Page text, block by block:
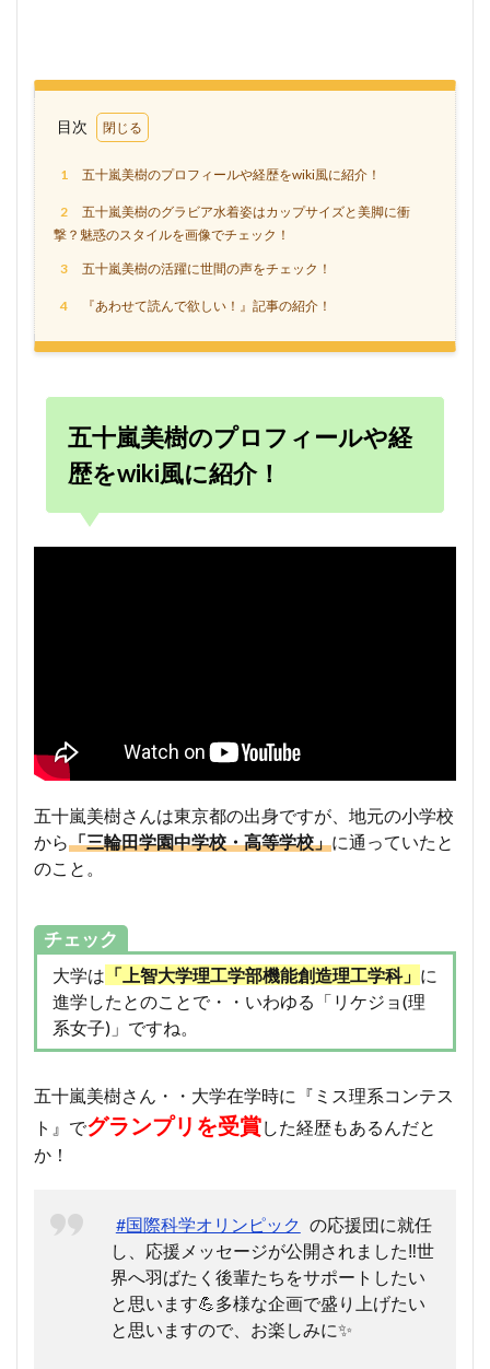
目次
1 五十嵐美樹のプロフィールや経歴をwiki風に紹介！
2
五十嵐美樹のグラビア水着姿はカップサイズと美脚に衝
撃？魅惑のスタイルを画像でチェック！
3 五十嵐美樹の活躍に世間の声をチェック！
4 『あわせて読んで欲しい！』記事の紹介！
五十嵐美樹のプロフィールや経
歴をwiki風に紹介！
五十嵐美樹さんは東京都の出身ですが、地元の小学校
から「三輪田学園中学校・高等学校」に通っていたと
のこと。
チェック
大学は 「上智大学理工学部機能創造理工学科」 に
進学したとのことで・・いわゆる「リケジョ(理
系女子)」ですね。
五十嵐美樹さん・・大学在学時に『ミス理系コンテス
ト』でグランプリを受賞した経歴もあるんだと
か！
#国際科学オリンピック の応援団に就任
し、応援メッセージが公開されました‼️世
界へ羽ばたく後輩たちをサポートしたい
と思います💪多様な企画で盛り上げたい
と思いますので、お楽しみに✨